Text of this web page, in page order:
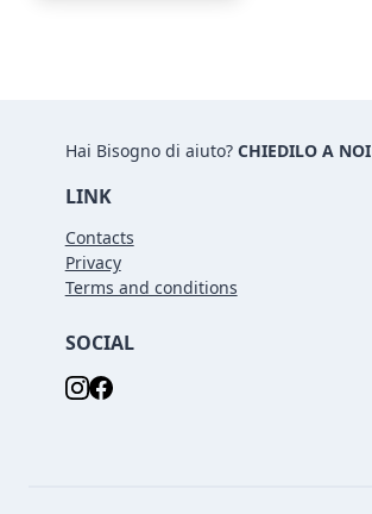
Hai Bisogno di aiuto? CHIEDILO A NOI
LINK
Contacts
Privacy
Terms and conditions
SOCIAL